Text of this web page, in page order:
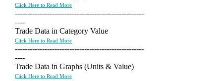
Click Here to Read More
----------------------------------------------------
----
Trade Data in Category Value
Click Here to Read More
----------------------------------------------------
----
Trade Data in Graphs (Units & Value)
Click Here to Read More